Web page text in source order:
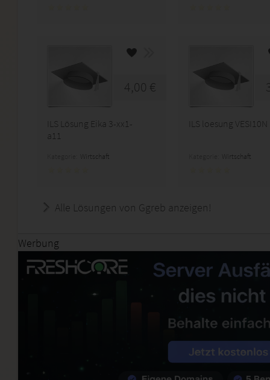
4,00 €
ILS Lösung Eika 3-xx1-
a11
Wirtschaft
ILS loesung VESI10N
Wirtschaft
Alle Lösungen von Ggreb anzeigen!
Werbung